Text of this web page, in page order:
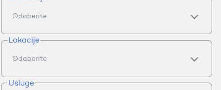
Lokacije
Usluge